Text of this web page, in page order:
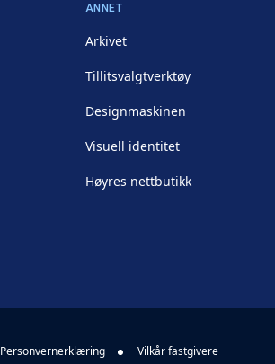
ANNET
Arkivet
Tillitsvalgtverktøy
Designmaskinen
Visuell identitet
Høyres nettbutikk
Personvernerklæring Vilkår fastgivere